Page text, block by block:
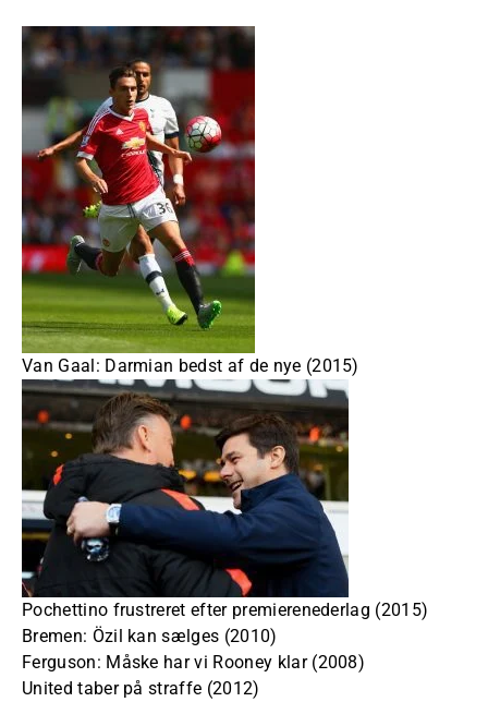
Van Gaal: Darmian bedst af de nye (2015)
Pochettino frustreret efter premierenederlag (2015)
Bremen: Özil kan sælges (2010)
Ferguson: Måske har vi Rooney klar (2008)
United taber på straffe (2012)